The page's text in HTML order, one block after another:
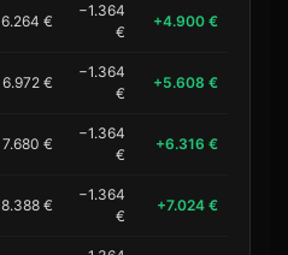
6.264 €
−1.364
€
+4.900 €
6.972 €
−1.364
€
+5.608 €
7.680 €
−1.364
€
+6.316 €
8.388 €
−1.364
€
+7.024 €